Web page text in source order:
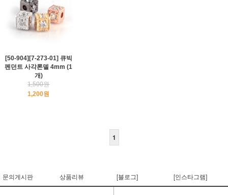
[50-904][7-273-01] 큐빅
펜던트 사각론델 4mm (1
개)
1,500원
1,200원
1
문의게시판 상품리뷰 [블로그] [인스타그램]